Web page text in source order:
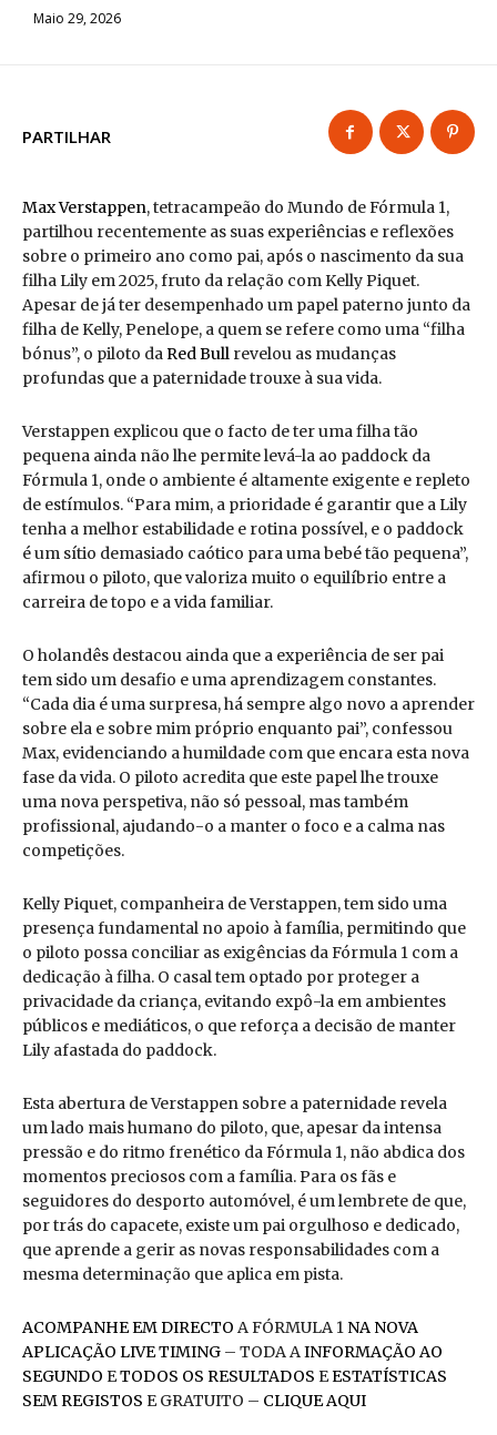
Maio 29, 2026
PARTILHAR
Max Verstappen, tetracampeão do Mundo de Fórmula 1,
partilhou recentemente as suas experiências e reflexões
sobre o primeiro ano como pai, após o nascimento da sua
filha Lily em 2025, fruto da relação com Kelly Piquet.
Apesar de já ter desempenhado um papel paterno junto da
filha de Kelly, Penelope, a quem se refere como uma “filha
bónus”, o piloto daRed Bull revelou as mudanças
profundas que a paternidade trouxe à sua vida.
Verstappen explicou que o facto de ter uma filha tão
pequena ainda não lhe permite levá-la ao paddock da
Fórmula 1, onde o ambiente é altamente exigente e repleto
de estímulos. “Para mim, a prioridade é garantir que a Lily
tenha a melhor estabilidade e rotina possível, e o paddock
é um sítio demasiado caótico para uma bebé tão pequena”,
afirmou o piloto, que valoriza muito o equilíbrio entre a
carreira de topo e a vida familiar.
O holandês destacou ainda que a experiência de ser pai
tem sido um desafio e uma aprendizagem constantes.
“Cada dia é uma surpresa, há sempre algo novo a aprender
sobre ela e sobre mim próprio enquanto pai”, confessou
Max, evidenciando a humildade com que encara esta nova
fase da vida. O piloto acredita que este papel lhe trouxe
uma nova perspetiva, não só pessoal, mas também
profissional, ajudando-o a manter o foco e a calma nas
competições.
Kelly Piquet, companheira de Verstappen, tem sido uma
presença fundamental no apoio à família, permitindo que
o piloto possa conciliar as exigências da Fórmula 1 com a
dedicação à filha. O casal tem optado por proteger a
privacidade da criança, evitando expô-la em ambientes
públicos e mediáticos, o que reforça a decisão de manter
Lily afastada do paddock.
Esta abertura de Verstappen sobre a paternidade revela
um lado mais humano do piloto, que, apesar da intensa
pressão e do ritmo frenético da Fórmula 1, não abdica dos
momentos preciosos com a família. Para os fãs e
seguidores do desporto automóvel, é um lembrete de que,
por trás do capacete, existe um pai orgulhoso e dedicado,
que aprende a gerir as novas responsabilidades com a
mesma determinação que aplica em pista.
ACOMPANHE EM DIRECTO A FÓRMULA 1 NA NOVA
APLICAÇÃO LIVE TIMING – TODA AINFORMAÇÃO AO
SEGUNDO ETODOS OS RESULTADOS EESTATÍSTICAS
SEM REGISTOS E GRATUITO – CLIQUE AQUI